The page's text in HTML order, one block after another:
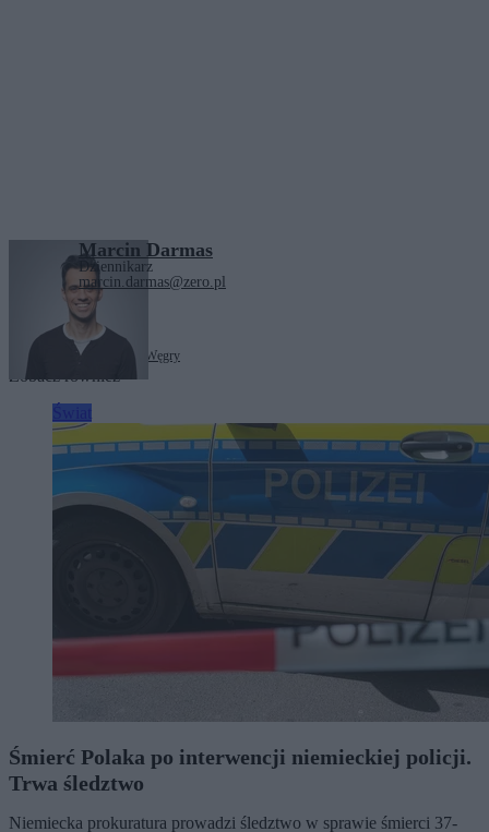
Marcin Darmas
Dziennikarz
marcin.darmas@zero.pl
Tagi: Viktor Orbán Węgry
Zobacz również
Śmierć Polaka po interwencji niemieckiej policji.
Trwa śledztwo
Niemiecka prokuratura prowadzi śledztwo w sprawie śmierci 37-